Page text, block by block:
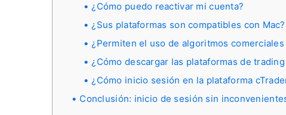
¿Cómo puedo reactivar mi cuenta?
¿Sus plataformas son compatibles con Mac?
¿Permiten el uso de algoritmos
¿Cómo descargar las plataformas de
¿Cómo inicio sesión en la plataforma
Conclusión: inicio de sesión sin